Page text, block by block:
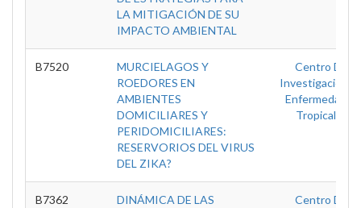
LA MITIGACIÓN DE SU
IMPACTO AMBIENTAL
B7520
MURCIELAGOS Y
ROEDORES EN
AMBIENTES
DOMICILIARES Y
PERIDOMICILIARES:
RESERVORIOS DEL VIRUS
DEL ZIKA?
Centro De
Investigación
Enfermedades
Tropicales
B7362
DINÁMICA DE LAS
Centro De